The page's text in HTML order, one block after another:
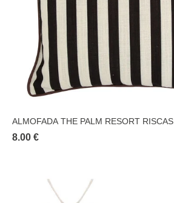
ALMOFADA THE PALM RESORT RISCAS
8.00 €